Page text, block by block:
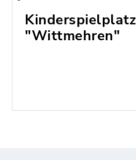
Kinderspielplatz
"Wittmehren"